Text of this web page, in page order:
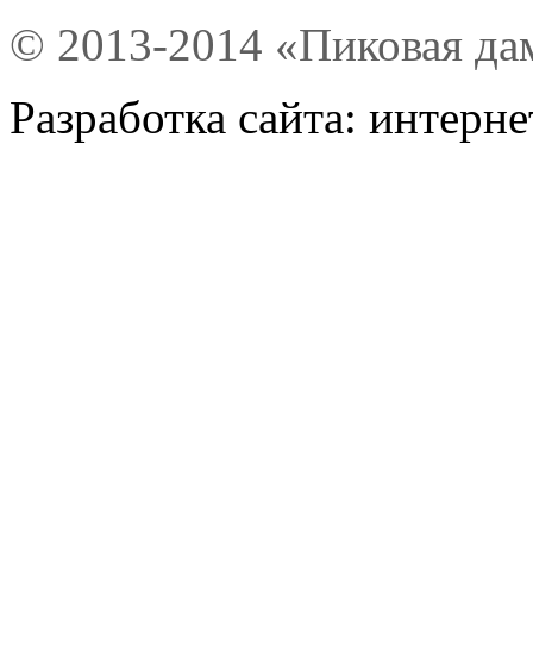
© 2013-2014 «Пиковая
Разработка сайта: